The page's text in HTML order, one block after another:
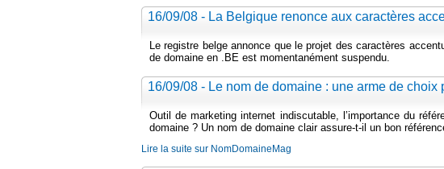
16/09/08 - La Belgique renonce aux caractères
Le registre belge annonce que le projet des caractères
de domaine en .BE est momentanément suspendu.
16/09/08 - Le nom de domaine : une arme de choix
Outil de marketing internet indiscutable, l’importance du
domaine ? Un nom de domaine clair assure-t-il un bon
Lire la suite sur NomDomaineMag